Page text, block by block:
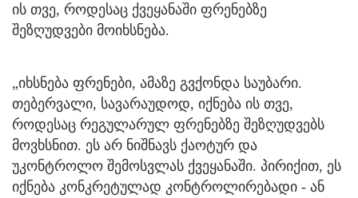
ის თვე, როდესაც ქვეყანაში ფრენებზე
შეზღუდვები მოიხსნება.
„იხსნება ფრენები, ამაზე გვქონდა საუბარი.
თებერვალი, სავარაუდოდ, იქნება ის თვე,
როდესაც რეგულარულ ფრენებზე შეზღუდვებს
მოვხსნით. ეს არ ნიშნავს ქაოტურ და
უკონტროლო შემოსვლას ქვეყანაში. პირიქით, ეს
იქნება კონკრეტულად კონტროლირებადი - ან